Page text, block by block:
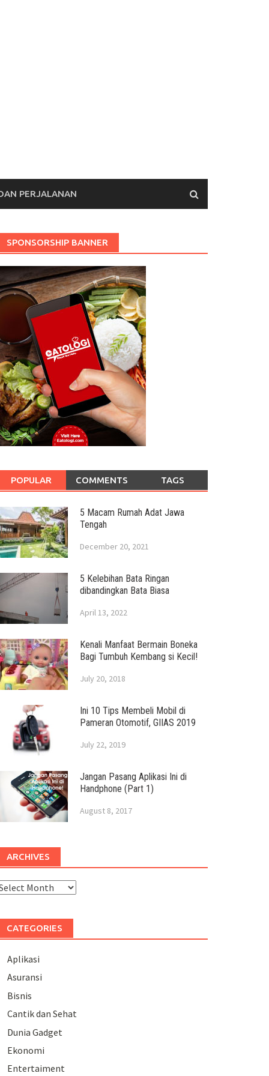
PERJALANAN
SPONSORSHIP BANNER
POPULAR COMMENTS TAGS
5 Macam Rumah Adat Jawa
Tengah
December 20, 2021
5 Kelebihan Bata Ringan
dibandingkan Bata Biasa
April 13, 2022
Kenali Manfaat Bermain Boneka
Bagi Tumbuh Kembang si Kecil!
July 20, 2018
Ini 10 Tips Membeli Mobil di
Pameran Otomotif, GIIAS 2019
July 22, 2019
Jangan Pasang Aplikasi Ini di
Handphone (Part 1)
August 8, 2017
ARCHIVES
CATEGORIES
Aplikasi
Asuransi
Bisnis
Cantik dan Sehat
Dunia Gadget
Ekonomi
Entertaiment